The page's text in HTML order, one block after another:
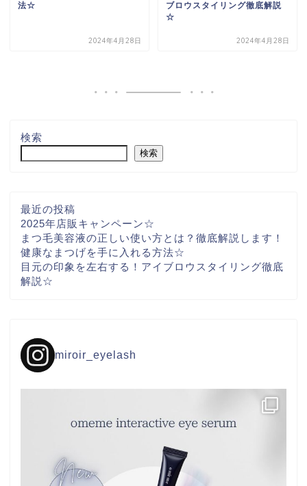
法☆
2024年4月28日
ブロウスタイリング徹底解説
☆
2024年4月28日
検索
検索
最近の投稿
2025年店販キャンペーン☆
まつ毛美容液の正しい使い方とは？徹底解説します！
健康なまつげを手に入れる方法☆
目元の印象を左右する！アイブロウスタイリング徹底
解説☆
miroir_eyelash